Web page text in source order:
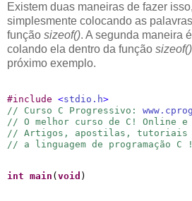
Existem duas maneiras de fazer
simplesmente colocando as
função sizeof(). A segunda maneira
colando ela dentro da função sizeof()
próximo exemplo.
#include <stdio.h>
// Curso C Progressivo:
// O melhor curso de C! Online
// Artigos, apostilas, tutoriais
// a linguagem de programação C !
int main ( void )